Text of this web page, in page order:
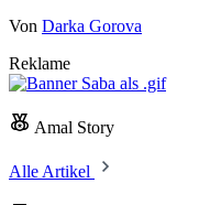
Von Darka Gorova
Reklame
Amal Story
Alle Artikel